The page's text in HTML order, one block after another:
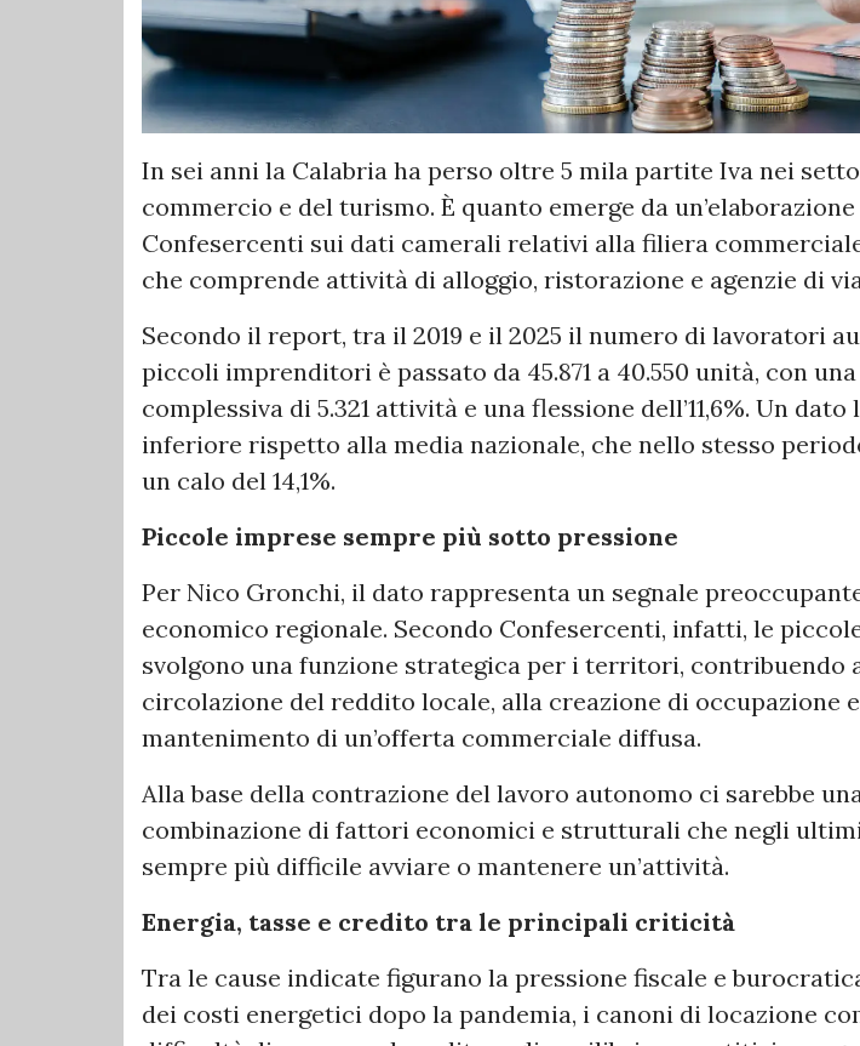
In sei anni la Calabria ha perso oltre 5 mila partite Iva nei
commercio e del turismo. È quanto emerge da
Confesercenti sui dati camerali relativi alla filiera
che comprende attività di alloggio, ristorazione e agenzie di
Secondo il report, tra il 2019 e il 2025 il numero di lavoratori
piccoli imprenditori è passato da 45.871 a 40.550 unità, con
complessiva di 5.321 attività e una flessione dell’11,6%. Un
inferiore rispetto alla media nazionale, che nello stesso
un calo del 14,1%.
Piccole imprese sempre più sotto pressione
Per Nico Gronchi, il dato rappresenta un segnale
economico regionale. Secondo Confesercenti, infatti, le
svolgono una funzione strategica per i territori, contribuendo
circolazione del reddito locale, alla creazione di occupazione
mantenimento di un’offerta commerciale diffusa.
Alla base della contrazione del lavoro autonomo ci sarebbe
combinazione di fattori economici e strutturali che negli
sempre più difficile avviare o mantenere un’attività.
Energia, tasse e credito tra le principali criticità
Tra le cause indicate figurano la pressione fiscale e
dei costi energetici dopo la pandemia, i canoni di locazione